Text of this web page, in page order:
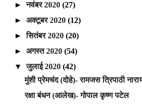
►नवंबर 2020(27)
►अक्टूबर 2020(12)
►सितंबर 2020(20)
►अगस्त 2020(54)
▼जुलाई 2020(42)
मुंशी प्रेमचंद (दोहे)- रामजस त्रिपाठी
रक्षा बंधन (आलेख)- गोपाल कृष्ण पटेल